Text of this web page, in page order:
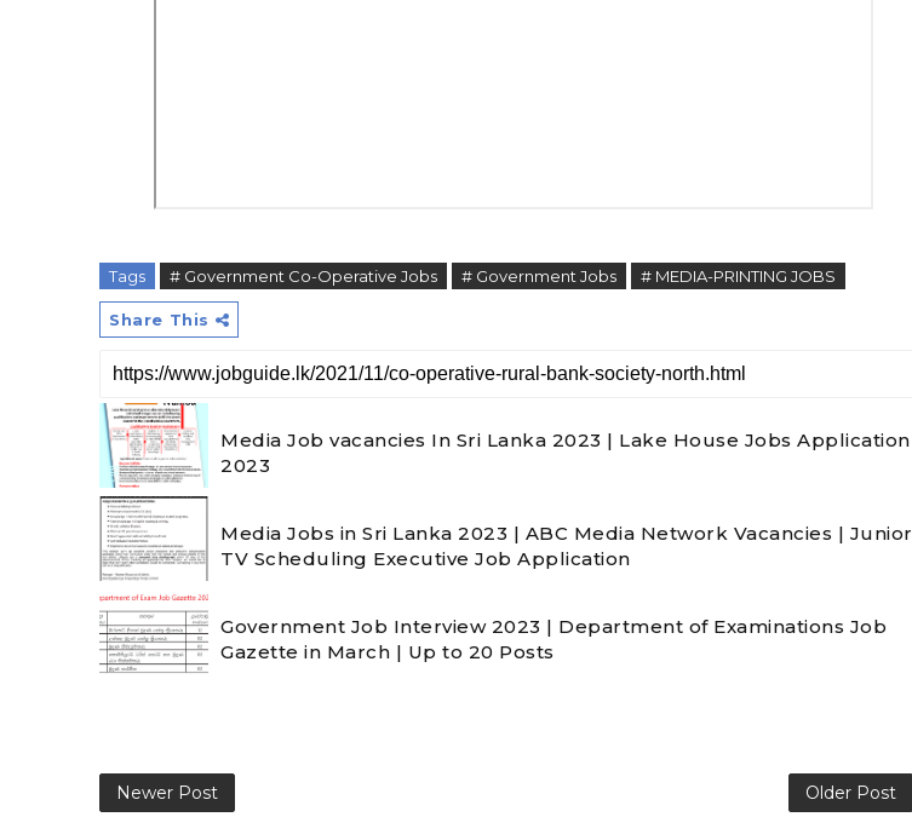
Tags # Government Co-Operative Jobs # Government Jobs # MEDIA-PRINTING JOBS
Share This
Media Job vacancies In Sri Lanka 2023 | Lake House Jobs Application
2023
Media Jobs in Sri Lanka 2023 | ABC Media Network Vacancies | Junior
TV Scheduling Executive Job Application
Government Job Interview 2023 | Department of Examinations Job
Gazette in March | Up to 20 Posts
Newer Post Older Post